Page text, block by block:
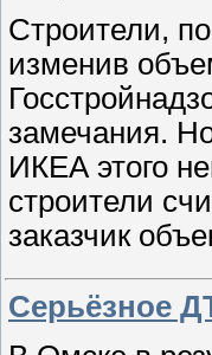
Строители,
изменив
замечания.
ИКЕА этого
строители
заказчик
Серьёзное